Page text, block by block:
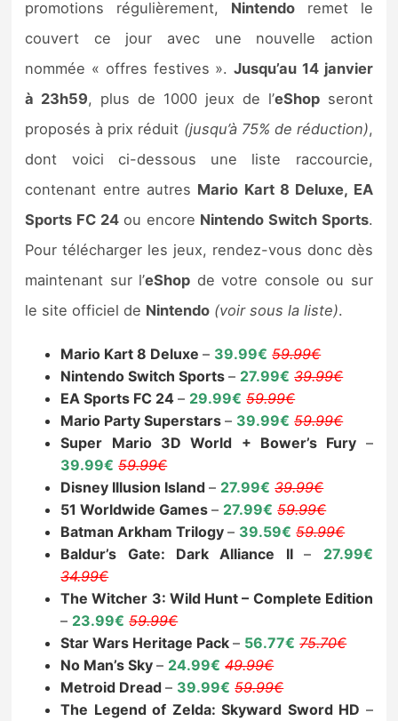
Tests d’accessoires
Autres tests
Previews
Précommandes
Précommandes jeux Switch 2
Sorties de jeux
Bons plans
Guides
promotions régulièrement, Nintendoremet le
couvert ce jour avec une nouvelle action
nommée « offres festives ».Jusqu’au 14 janvier
à 23h59, plus de 1000 jeux de l’eShopseront
proposés à prix réduit (jusqu’à 75% de réduction),
dont voici ci-dessous une liste raccourcie,
contenant entre autres Mario Kart 8 Deluxe, EA
Sports FC 24ou encore Nintendo Switch Sports.
Pour télécharger les jeux, rendez-vous donc dès
maintenant sur l’eShop de votre console ou sur
le site officiel de Nintendo (voir sous la liste).
Mario Kart 8 Deluxe– 39.99€ 59.99€
Nintendo Switch Sports– 27.99€ 39.99€
EA Sports FC 24– 29.99€ 59.99€
Mario Party Superstars– 39.99€ 59.99€
Super Mario 3D World + Bower’s Fury –
39.99€ 59.99€
Disney Illusion Island– 27.99€ 39.99€
51 Worldwide Games– 27.99€ 59.99€
Batman Arkham Trilogy– 39.59€ 59.99€
Baldur’s Gate: Dark Alliance II– 27.99€
34.99€
The Witcher 3: Wild Hunt – Complete Edition
– 23.99€ 59.99€
Star Wars Heritage Pack– 56.77€ 75.70€
No Man’s Sky– 24.99€ 49.99€
Metroid Dread– 39.99€ 59.99€
The Legend of Zelda: Skyward Sword HD –